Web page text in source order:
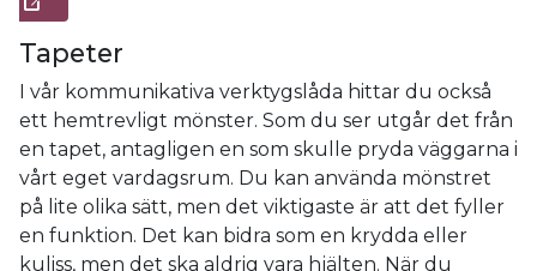
Tapeter
I vår kommunikativa verktygslåda hittar du också
ett hemtrevligt mönster. Som du ser utgår det från
en tapet, antagligen en som skulle pryda väggarna i
vårt eget vardagsrum. Du kan använda mönstret
på lite olika sätt, men det viktigaste är att det fyller
en funktion. Det kan bidra som en krydda eller
kuliss, men det ska aldrig vara hjälten. När du